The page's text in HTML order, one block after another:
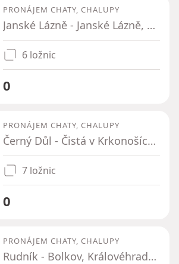
PRONÁJEM CHATY, CHALUPY
Janské Lázně - Janské Lázně, Královéhradecký kraj
6 ložnic
0
PRONÁJEM CHATY, CHALUPY
Černý Důl - Čistá v Krkonoších, Královéhradecký kraj
7 ložnic
0
PRONÁJEM CHATY, CHALUPY
Rudník - Bolkov, Královéhradecký kraj